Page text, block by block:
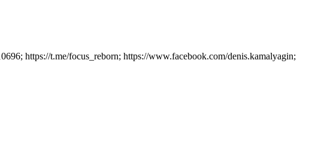
https://t.me/focus_reborn; https://www.facebook.com/denis.kamalyagin;